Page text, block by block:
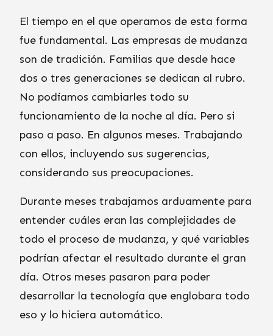
El tiempo en el que operamos de esta forma
fue fundamental. Las empresas de mudanza
son de tradición. Familias que desde hace
dos o tres generaciones se dedican al rubro.
No podíamos cambiarles todo su
funcionamiento de la noche al día. Pero si
paso a paso. En algunos meses. Trabajando
con ellos, incluyendo sus sugerencias,
considerando sus preocupaciones.
Durante meses trabajamos arduamente para
entender cuáles eran las complejidades de
todo el proceso de mudanza, y qué variables
podrían afectar el resultado durante el gran
día. Otros meses pasaron para poder
desarrollar la tecnología que englobara todo
eso y lo hiciera automático.